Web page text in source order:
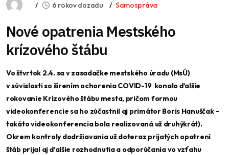
6 rokov dozadu Samospráva
Nové opatrenia Mestského
krízového štábu
Vo štvrtok 2.4. sa v zasadačke mestského úradu (MsÚ)
v súvislosti so šírením ochorenia COVID-19 konalo ďalšie
rokovanie Krízového štábu mesta, pričom formou
videokonferencie sa ho zúčastnil aj primátor Boris Hanuščak –
takáto videokonferencia bola realizovaná už druhýkrát).
Okrem kontroly dodržiavania už doteraz prijatých opatrení
štáb prijal aj ďalšie rozhodnutia a odporúčania vo vzťahu